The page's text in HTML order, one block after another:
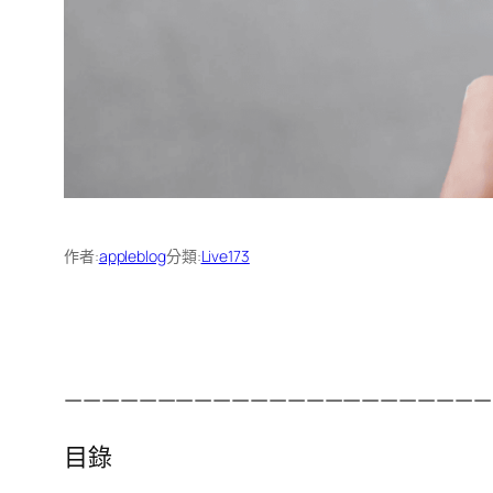
作者:appleblog分類:Live173
目錄